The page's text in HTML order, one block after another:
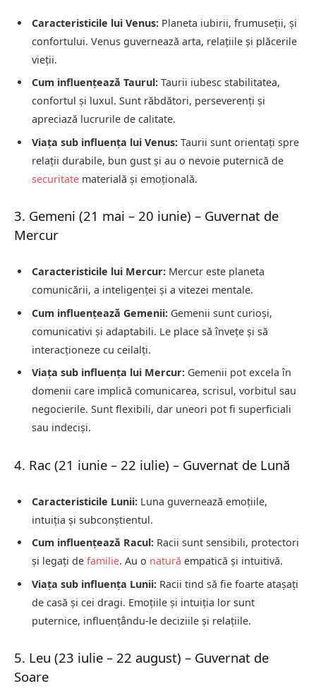
Caracteristicile lui Venus: Planeta iubirii, frumuseții, și
confortului. Venus guvernează arta, relațiile și plăcerile
vieții.
Cum influențează Taurul: Taurii iubesc stabilitatea,
confortul și luxul. Sunt răbdători, perseverenți și
apreciază lucrurile de calitate.
Viața sub influența lui Venus: Taurii sunt orientați spre
relații durabile, bun gust și au o nevoie puternică de
securitate materială și emoțională.
3. Gemeni (21 mai – 20 iunie) – Guvernat de
Mercur
Caracteristicile lui Mercur: Mercur este planeta
comunicării, a inteligenței și a vitezei mentale.
Cum influențează Gemenii: Gemenii sunt curioși,
comunicativi și adaptabili. Le place să învețe și să
interacționeze cu ceilalți.
Viața sub influența lui Mercur: Gemenii pot excela în
domenii care implică comunicarea, scrisul, vorbitul sau
negocierile. Sunt flexibili, dar uneori pot fi superficiali
sau indeciși.
4. Rac (21 iunie – 22 iulie) – Guvernat de Lună
Caracteristicile Lunii: Luna guvernează emoțiile,
intuiția și subconștientul.
Cum influențează Racul: Racii sunt sensibili, protectori
și legați de familie. Au o natură empatică și intuitivă.
Viața sub influența Lunii: Racii tind să fie foarte atașați
de casă și cei dragi. Emoțiile și intuiția lor sunt
puternice, influențându-le deciziile și relațiile.
5. Leu (23 iulie – 22 august) – Guvernat de
Soare